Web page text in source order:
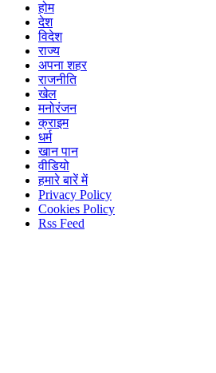
होम
देश
विदेश
राज्य
अपना शहर
राजनीति
खेल
मनोरंजन
क्राइम
धर्म
खान पान
वीडियो
हमारे बारें में
Privacy Policy
Cookies Policy
Rss Feed